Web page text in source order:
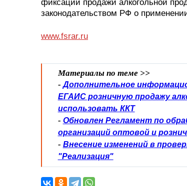
фиксации продажи алкогольной
законодательством РФ о
www.fsrar.ru
Материалы по теме >>
-Дополнительное
ЕГАИС розничную продажу
использовать ККТ
- Обновлен Регламент по
организаций оптовой и
- Внесение изменений в
"Реализация"